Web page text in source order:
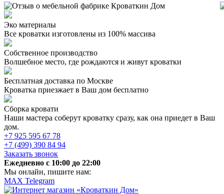
Эко материалы
Все кроватки изготовлены из 100% массива
Собственное производство
Волшебное место, где рождаются и живут кроватки
Бесплатная доставка по Москве
Кроватка приезжает в Ваш дом бесплатно
Сборка кровати
Наши мастера соберут кроватку сразу, как она приедет в Ваш
дом.
+7 925 595 67 78
+7 (499) 390 84 94
Заказать звонок
Ежедневно c 10:00 до 22:00
Мы онлайн, пишите нам:
MAX Telegram